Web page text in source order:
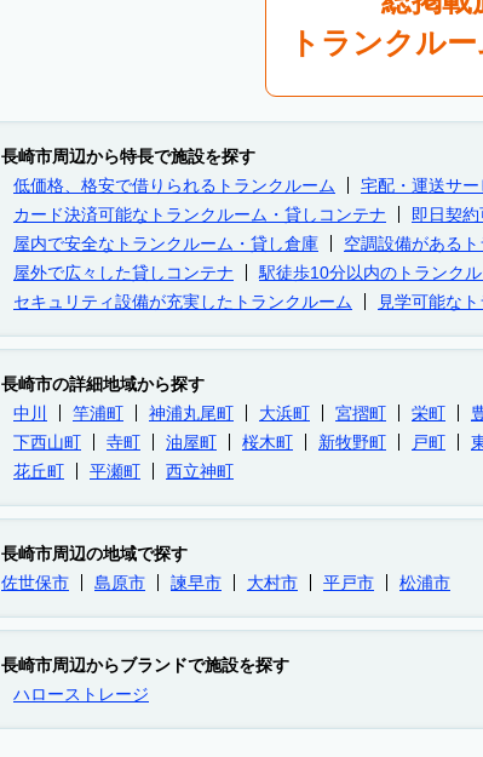
トランクル
長崎市周辺から特長で施設を探す
低価格、格安で借りられるトランクルーム
宅配・運送サ
カード決済可能なトランクルーム・貸しコンテナ
即日契
屋内で安全なトランクルーム・貸し倉庫
空調設備がある
屋外で広々した貸しコンテナ
駅徒歩10分以内のトランク
セキュリティ設備が充実したトランクルーム
見学可能な
長崎市の詳細地域から探す
中川
竿浦町 神浦丸尾町 大浜町 宮摺町 栄町
下西山町
寺町 油屋町 桜木町 新牧野町 戸町
花丘町
平瀬町 西立神町
長崎市周辺の地域で探す
佐世保市
島原市 諫早市 大村市 平戸市 松浦市
長崎市周辺からブランドで施設を探す
ハローストレージ